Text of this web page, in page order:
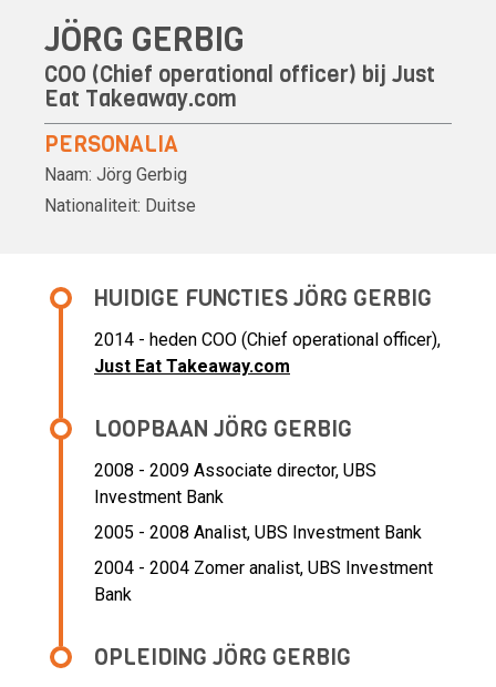
JÖRG GERBIG
COO (Chief operational officer) bij Just
Eat Takeaway.com
PERSONALIA
Naam: Jörg Gerbig
Nationaliteit: Duitse
HUIDIGE FUNCTIES JÖRG GERBIG
2014 - heden COO (Chief operational officer),
Just Eat Takeaway.com
LOOPBAAN JÖRG GERBIG
2008 - 2009 Associate director, UBS
Investment Bank
2005 - 2008 Analist, UBS Investment Bank
2004 - 2004 Zomer analist, UBS Investment
Bank
OPLEIDING JÖRG GERBIG